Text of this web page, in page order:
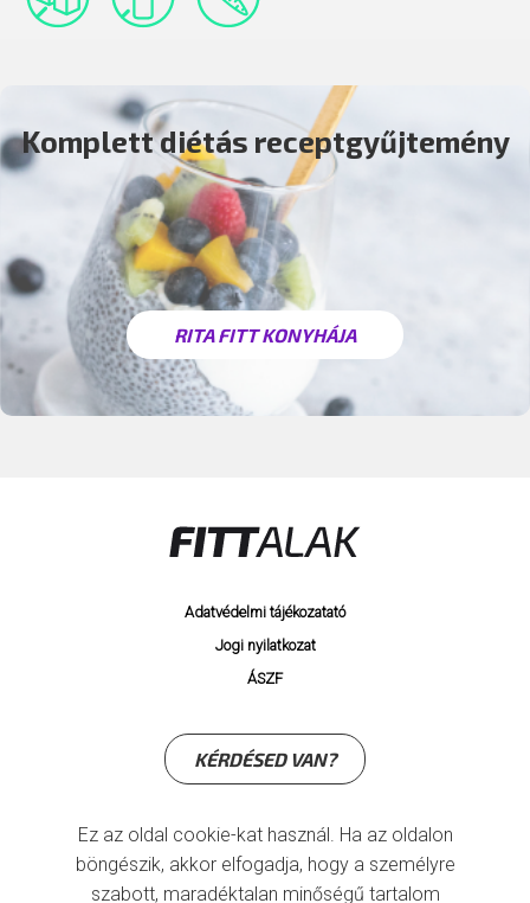
Komplett diétás receptgyűjtemény
RITA FITT KONYHÁJA
Ez az oldal cookie-kat használ. Ha az oldalon
böngészik, akkor elfogadja, hogy a személyre
szabott, maradéktalan minőségű tartalom
KÉRDÉSED VAN?
Adatvédelmi tájékozatató
Jogi nyilatkozat
ÁSZF